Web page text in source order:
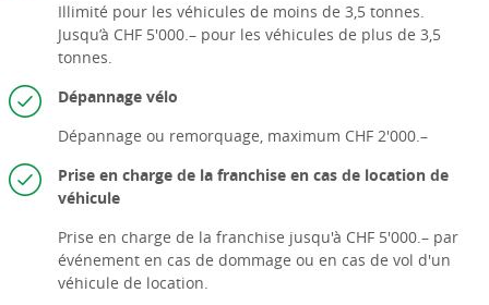
Illimité pour les véhicules de moins de 3,5 tonnes.
Jusqu’à CHF 5'000.– pour les véhicules de plus de 3,5
tonnes.
Dépannage vélo
Dépannage ou remorquage, maximum CHF 2'000.–
Prise en charge de la franchise en cas de location de
véhicule
Prise en charge de la franchise jusqu'à CHF 5'000.– par
événement en cas de dommage ou en cas de vol d'un
véhicule de location.